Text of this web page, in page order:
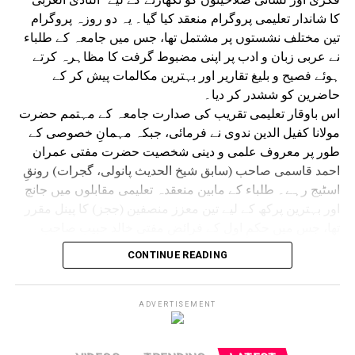
کا شاندار تعلیمی پروگرام منعقد کیا گیا۔ یہ دو روزہ پروگرام
تین مختلف نشستوں پر مشتمل تھا، جس میں جامعہ کے طلباء
نے عربی زبان و ادب پر اپنی مضبوط گرفت کا مظاہرہ کرتے
ہوئے فصیح و بلیغ تقاریر اور بہترین مکالمات پیش کر کے
حاضرین کو ششدر کر دیا۔
اس باوقار تعلیمی تقریب کی صدارت جامعہ کے مہتمم حضرت
مولانا کفیل الدین ندوی نے فرمائی، جبکہ مہمانِ خصوصی کے
طور پر معروف علمی و دینی شخصیت حضرت مفتی عمران
احمد قاسمی صاحب (سابق شیخ الحدیث پانولی، گجرات) رونقِ
اسٹیج رہے۔ طلباء کے مابین منعقدہ تعلیمی مقابلوں میں جانچ
ندوی (استاذ جامعہ صدیقیہ ڈگروا)، حکمِ دوم کے فرائض مفتی
جاوید اشرف صاحب قاسمی اور حکمِ ثالث کے فرائض مولانا
نیاز احمد صاحب ندوی نے انجام دیئے۔ علاوہ ازیں نظامت النادی
العربی کے مربی،معروف مقرر اور جامعہ کے ا ستاذ حدیث
وفقہ مفتی حسنین اشاعتی نے فرمائی۔
CONTINUE READING
ADVERTISEMENT